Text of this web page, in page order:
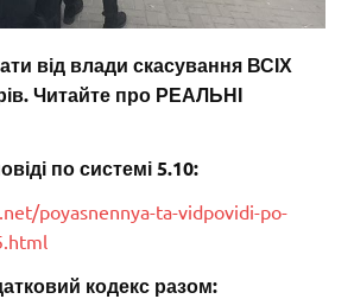
від влади скасування ВСІХ
Читайте про РЕАЛЬНІ
по системі 5.10:
poyasnennya-ta-vidpovidi-po-
кодекс разом: